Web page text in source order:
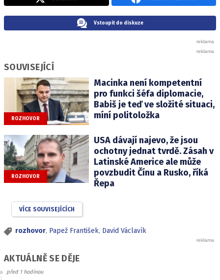
Vstoupit do diskuze
SOUVISEJÍCÍ
ROZHOVOR
Macinka není kompetentní
pro funkci šéfa diplomacie,
Babiš je teď ve složité situaci,
míní politoložka
ROZHOVOR
USA dávají najevo, že jsou
ochotny jednat tvrdě. Zásah v
Latinské Americe ale může
povzbudit Čínu a Rusko, říká
Řepa
VÍCE SOUVISEJÍCÍCH
rozhovor, Papež František, David Václavík
AKTUÁLNĚ SE DĚJE
před 1 hodinou